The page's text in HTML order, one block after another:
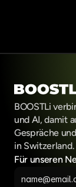
BOOSTLi
und AI, damit
Gespräche
in Switzerland.
Für unseren